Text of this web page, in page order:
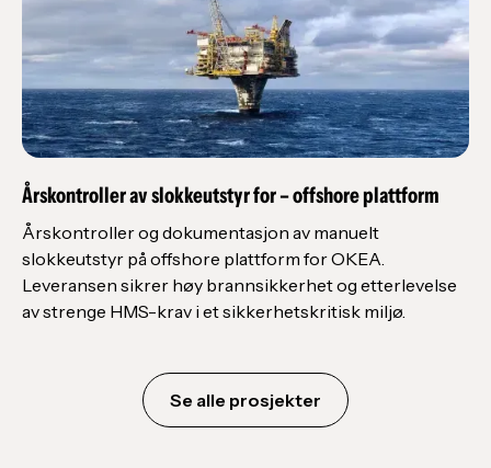
Årskontroller av slokkeutstyr for – offshore plattform
Årskontroller og dokumentasjon av manuelt
slokkeutstyr på offshore plattform for OKEA.
Leveransen sikrer høy brannsikkerhet og etterlevelse
av strenge HMS-krav i et sikkerhetskritisk miljø.
Se alle prosjekter